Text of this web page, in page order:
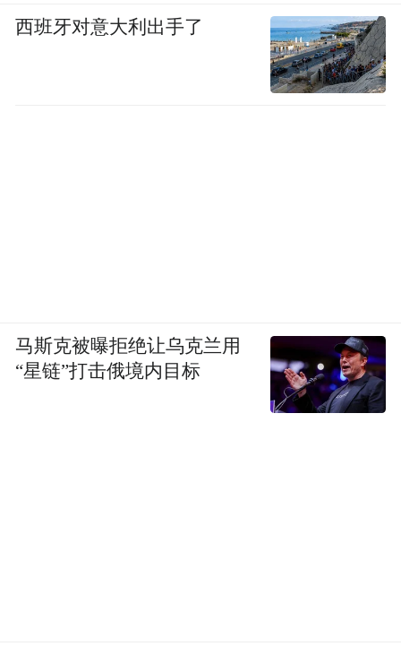
西班牙对意大利出手了
马斯克被曝拒绝让乌克兰用
“星链”打击俄境内目标